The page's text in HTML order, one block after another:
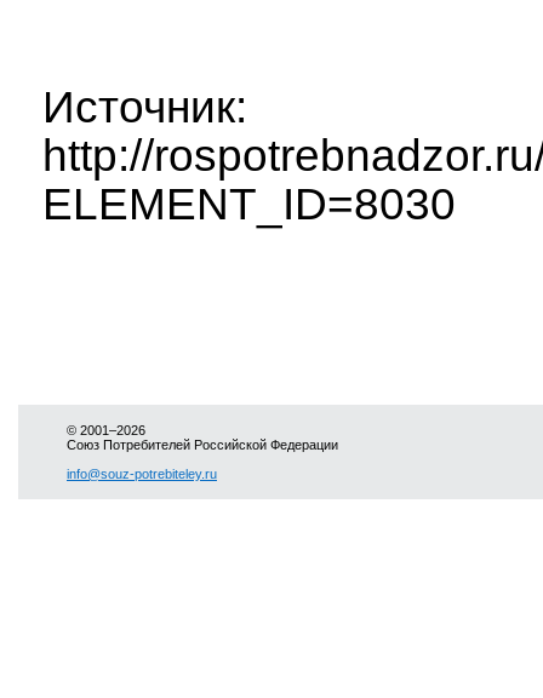
Источник:
http://
ELEMENT_ID=8030
© 2001–2026
Союз Потребителей Российской Федерации
info@souz-potrebiteley.ru